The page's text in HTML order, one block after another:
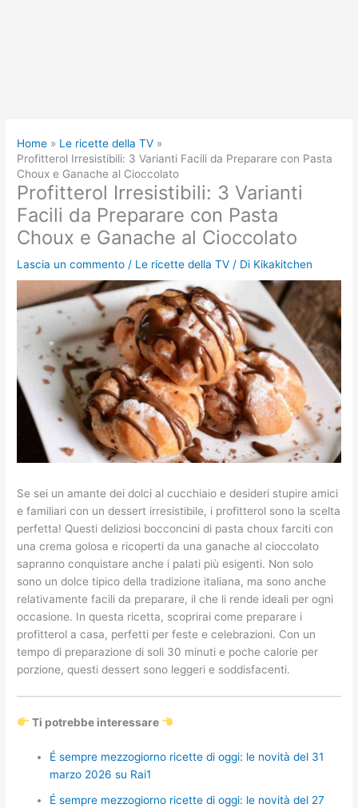
Home
Le ricette della TV
Profitterol Irresistibili: 3 Varianti Facili da Preparare con Pasta
Choux e Ganache al Cioccolato
Profitterol Irresistibili: 3 Varianti
Facili da Preparare con Pasta
Choux e Ganache al Cioccolato
Lascia un commento / Le ricette della TV / Di Kikakitchen
Se sei un amante dei dolci al cucchiaio e desideri stupire amici
e familiari con un dessert irresistibile, i profitterol sono la scelta
perfetta! Questi deliziosi bocconcini di pasta choux farciti con
una crema golosa e ricoperti da una ganache al cioccolato
sapranno conquistare anche i palati più esigenti. Non solo
sono un dolce tipico della tradizione italiana, ma sono anche
relativamente facili da preparare, il che li rende ideali per ogni
occasione. In questa ricetta, scoprirai come preparare i
profitterol a casa, perfetti per feste e celebrazioni. Con un
tempo di preparazione di soli 30 minuti e poche calorie per
porzione, questi dessert sono leggeri e soddisfacenti.
Ti potrebbe interessare
É sempre mezzogiorno ricette di oggi: le novità del 31
marzo 2026 su Rai1
É sempre mezzogiorno ricette di oggi: le novità del 27